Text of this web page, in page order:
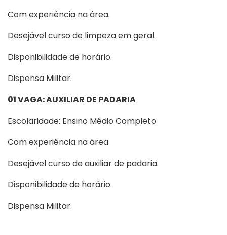
Com experiência na área.
Desejável curso de limpeza em geral.
Disponibilidade de horário.
Dispensa Militar.
01 VAGA: AUXILIAR DE PADARIA
Escolaridade: Ensino Médio Completo
Com experiência na área.
Desejável curso de auxiliar de padaria.
Disponibilidade de horário.
Dispensa Militar.